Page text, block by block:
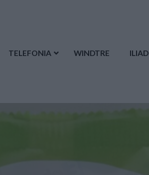
TELEFONIA WINDTRE ILIAD